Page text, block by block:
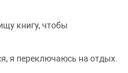
книгу, чтобы
я переключаюсь на отдых.